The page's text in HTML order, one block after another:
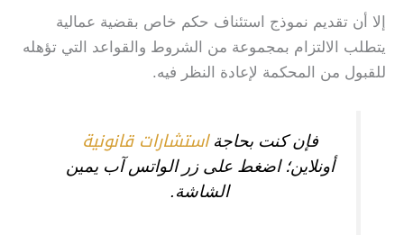
إلا أن تقديم نموذج استئناف حكم خاص بقضية عمالية
يتطلب الالتزام بمجموعة من الشروط والقواعد التي تؤهله
للقبول من المحكمة لإعادة النظر فيه.
فإن كنت بحاجةاستشارات قانونية
أونلاين؛ اضغط على زر الواتس آب يمين
الشاشة.